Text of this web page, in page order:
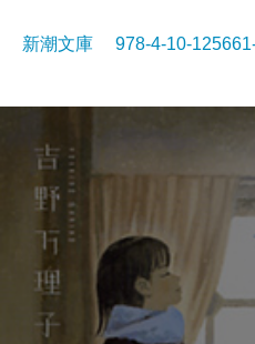
新潮文庫 978-4-10-